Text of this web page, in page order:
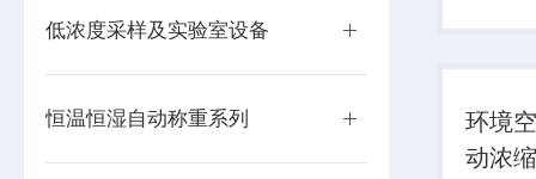
低浓度采样及实验室设备
恒温恒湿自动称重系列
气袋手
环境
动浓